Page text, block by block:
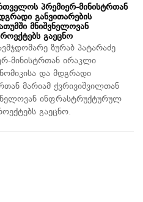
პრემიერ-მინისტრთან
განვითარების
მნიშვნელოვან
გაეცნო
ზურაბ პატარაძე
მინისტრთან ირაკლი
და მდგრადი
მარიამ ქვრივიშვილთან
ინფრასტრუქტურულ
გაეცნო.